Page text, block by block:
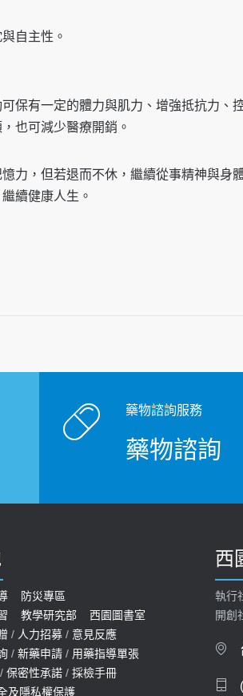
自主性。
保有一定的體力與肌力、增強抵抗力、
也可減少醫療開銷。
力，但若退而不休，繼續從事精神與身
續健康人生。
藥物諮詢服務
藥物諮詢
防災專區
教學研究部
西園圖書室
/ 人力招募 / 意見反應
/ 新藥申請 / 用藥指導單張
/ 保密性承諾 / 採檢手冊
及隱私權保護
西
執行
開創